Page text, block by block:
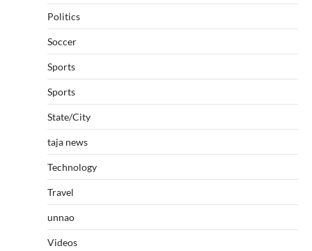
Politics
Soccer
Sports
Sports
State/City
taja news
Technology
Travel
unnao
Videos